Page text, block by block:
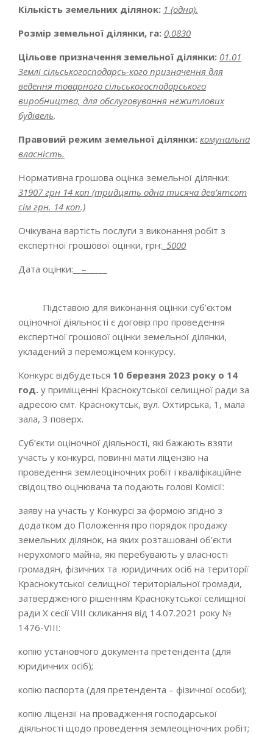
Кількість земельних ділянок: 1 (одна).
Розмір земельної ділянки, га: 0,0830
Цільове призначення земельної ділянки: 01.01
Землі сільськогосподарсь-кого призначення для
ведення товарного сільськогосподарського
виробництва, для обслуговування нежитлових
будівель.
Правовий режим земельної ділянки: комунальна
власність.
Нормативна грошова оцінка земельної ділянки:
31907 грн 14 коп (тридцять одна тисяча дев’ятсот
сім грн. 14 коп.)
Очікувана вартість послуги з виконання робіт з
експертної грошової оцінки, грн:_ 5000
Дата оцінки:__ –
Підставою для виконання оцінки суб’єктом
оціночної діяльності є договір про проведення
експертної грошової оцінки земельної ділянки,
укладений з переможцем конкурсу.
Конкурс відбудеться 10 березня 2023 року о 14
год. у приміщенні Краснокутської селищної ради за
адресою смт. Краснокутськ, вул. Охтирська, 1, мала
зала, 3 поверх.
Суб’єкти оціночної діяльності, які бажають взяти
участь у конкурсі, повинні мати ліцензію на
проведення землеоціночних робіт і кваліфікаційне
свідоцтво оцінювача та подають голові Комісії:
заяву на участь у Конкурсі за формою згідно з
додатком до Положення про порядок продажу
земельних ділянок, на яких розташовані об’єкти
нерухомого майна, які перебувають у власності
громадян, фізичних та юридичних осіб на території
Краснокутської селищної територіальної громади,
затвердженого рішенням Краснокутської селищної
ради Х сесії VІІІ скликання від 14.07.2021 року №
1476-VІІІ:
копію установчого документа претендента (для
юридичних осіб);
копію паспорта (для претендента – фізичної особи);
копію ліцензії на провадження господарської
діяльності щодо проведення землеоціночних робіт;